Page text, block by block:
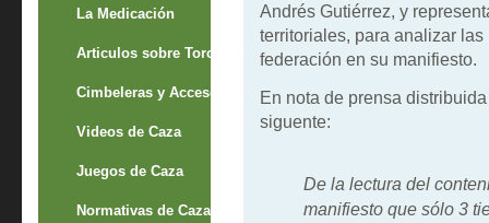
La Medicación
Articulos sobre Torcaces
Cimbeleras y Accesorios
Videos de Caza
Juegos de Caza
Normativas de Caza
Andrés Gutiérrez, y
territoriales, para analizar
federación en su manifiesto.
En nota de prensa
siguente:
De la lectura del
manifiesto que sólo 3